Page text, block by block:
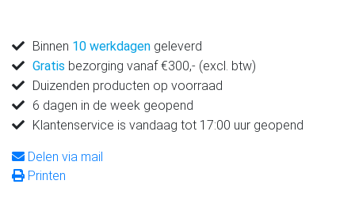
Binnen 10 werkdagen geleverd
Gratis bezorging vanaf €300,- (excl. btw)
Duizenden producten op voorraad
6 dagen in de week geopend
Klantenservice is vandaag tot 17:00 uur geopend
Delen via mail
Printen